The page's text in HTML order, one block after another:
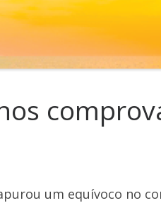
um equívoco no